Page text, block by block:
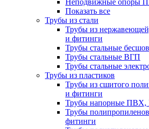
Неподвижные опоры
Показать все
Трубы из стали
Трубы из
и фитинги
Трубы стальные
Трубы стальные ВГП
Трубы стальные
Трубы из пластиков
Трубы из сшитого
и фитинги
Трубы напорные
Трубы
фитинги